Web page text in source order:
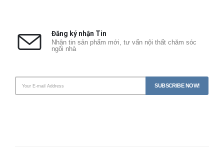
Đăng ký nhận Tin
Nhận tin sản phẩm mới, tư vấn nội thất chăm sóc
ngôi nhà